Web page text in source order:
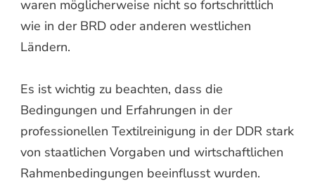
waren möglicherweise nicht so fortschrittlich
wie in der BRD oder anderen westlichen
Ländern.
Es ist wichtig zu beachten, dass die
Bedingungen und Erfahrungen in der
professionellen Textilreinigung in der DDR stark
von staatlichen Vorgaben und wirtschaftlichen
Rahmenbedingungen beeinflusst wurden.